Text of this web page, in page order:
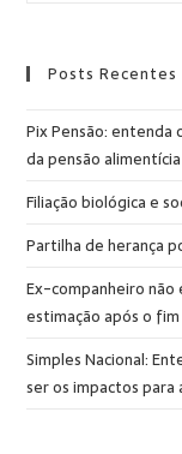
Posts Recentes
Pix Pensão:
da pensão
Filiação biológica e
Partilha de herança
Ex-companheiro não
estimação após o
Simples Nacional:
ser os impactos para